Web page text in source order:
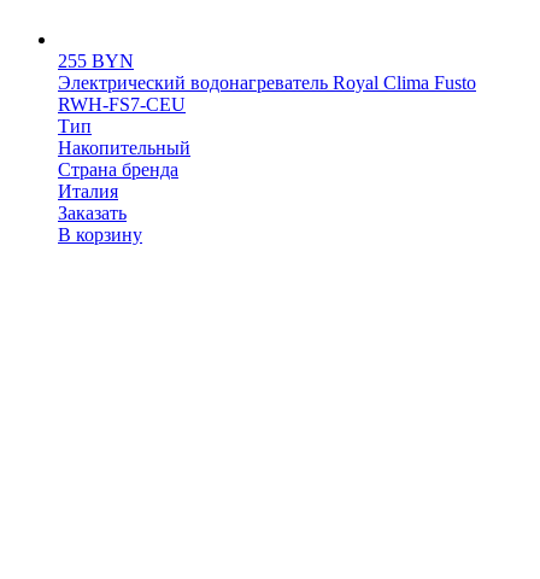
255 BYN
Электрический водонагреватель Royal Clima Fusto
RWH-FS7-CEU
Тип
Накопительный
Страна бренда
Италия
Заказать
В корзину